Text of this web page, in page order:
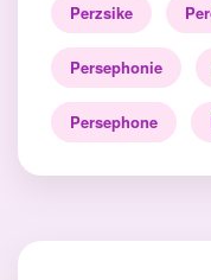
Perzsike
Persephonie
Persephone